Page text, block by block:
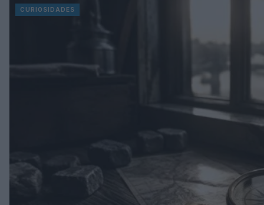
CURIOSIDADES